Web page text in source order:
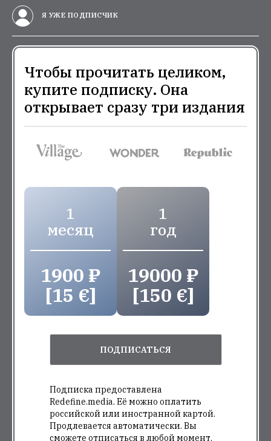
Я УЖЕ ПОДПИСЧИК
Чтобы прочитать целиком,
купите подписку. Она
открывает сразу три издания
1
месяц
1900 ₽
[15 €]
1
год
19000 ₽
[150 €]
ПОДПИСАТЬСЯ
Подписка предоставлена
Redefine.media. Её можно оплатить
российской или иностранной картой.
Продлевается автоматически. Вы
сможете отписаться в любой момент.